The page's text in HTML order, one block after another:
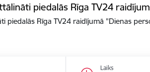
piedalās Rīga TV24
piedalās Rīga TV24 raidījumā "Dienas
Laiks